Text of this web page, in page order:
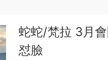
蛇蛇/梵拉 3月
怼臉